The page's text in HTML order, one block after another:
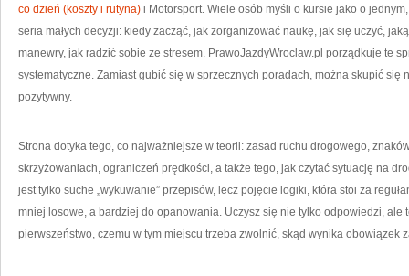
co dzień (koszty i rutyna) i Motorsport. Wiele osób myśli o kursie jako o
seria małych decyzji: kiedy zacząć, jak zorganizować naukę, jak się uczyć,
manewry, jak radzić sobie ze stresem. PrawoJazdyWroclaw.pl porządkuje te
systematyczne. Zamiast gubić się w sprzecznych poradach, można skupić się
pozytywny.
Strona dotyka tego, co najważniejsze w teorii: zasad ruchu drogowego,
skrzyżowaniach, ograniczeń prędkości, a także tego, jak czytać sytuację na
jest tylko suche „wykuwanie” przepisów, lecz pojęcie logiki, która stoi za
mniej losowe, a bardziej do opanowania. Uczysz się nie tylko odpowiedzi, ale
pierwszeństwo, czemu w tym miejscu trzeba zwolnić, skąd wynika obowiązek